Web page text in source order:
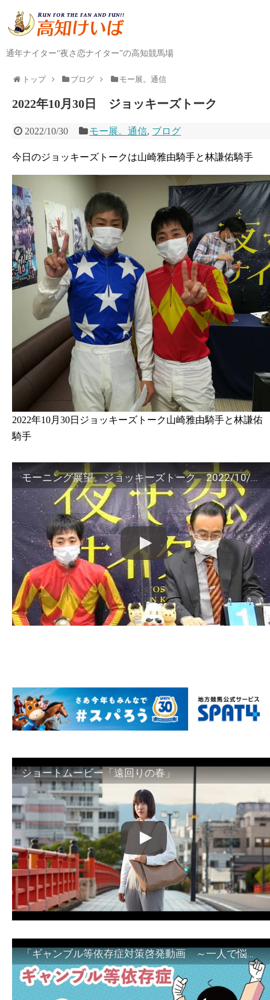
通年ナイター“夜さ恋ナイター”の高知競馬場
トップ ブログ モー展。通信
2022年10月30日 ジョッキーズトーク
2022/10/30 モー展。通信, ブログ
今日のジョッキーズトークは山崎雅由騎手と林謙佑騎手
2022年10月30日ジョッキーズトーク山崎雅由騎手と林謙佑
騎手
モーニング展望。ジョッキーズトーク 2022/10/30
ショートムービー「遠回りの春」
「ギャンブル等依存症対策啓発動画 ～一人で悩まず、家族で悩まず、まず！相談機関へ～」